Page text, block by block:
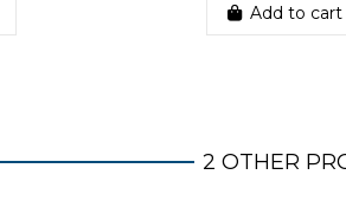
Add to cart
2 OTHER